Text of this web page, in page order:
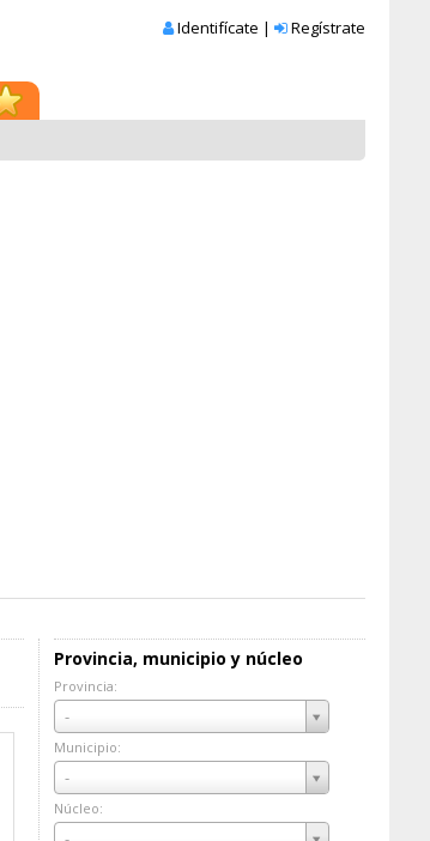
Identifícate | Regístrate
Provincia, municipio y núcleo
Provincia:
-
Provincia:
Municipio:
-
Municipio:
Núcleo:
Núcleo: